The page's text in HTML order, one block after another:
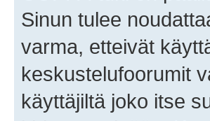
Sinun tulee
varma, etteivät
keskustelufoorumit
käyttäjiltä joko itse